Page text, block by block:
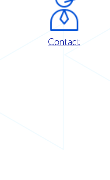
Contact